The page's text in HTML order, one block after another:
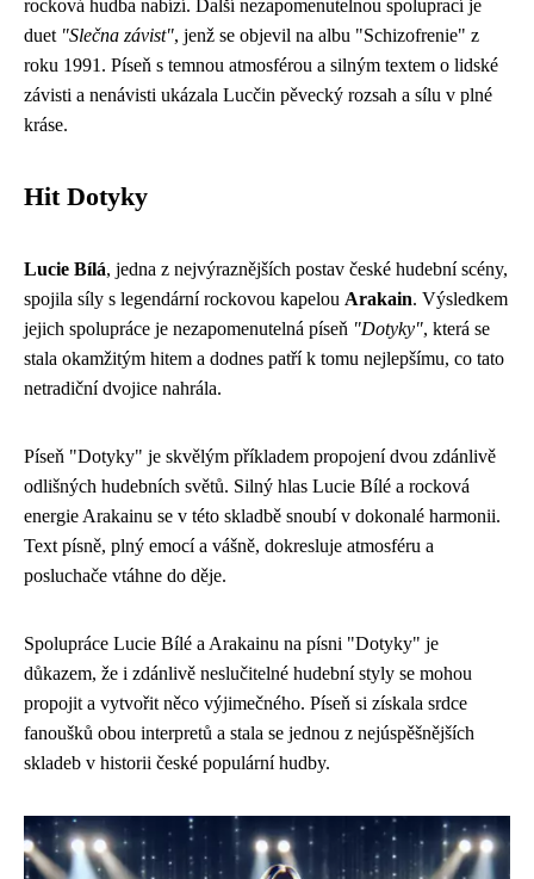
rocková hudba nabízí. Další nezapomenutelnou spoluprací je
duet "Slečna závist", jenž se objevil na albu "Schizofrenie" z
roku 1991. Píseň s temnou atmosférou a silným textem o lidské
závisti a nenávisti ukázala Lucčin pěvecký rozsah a sílu v plné
kráse.
Hit Dotyky
Lucie Bílá, jedna z nejvýraznějších postav české hudební scény,
spojila síly s legendární rockovou kapelou Arakain. Výsledkem
jejich spolupráce je nezapomenutelná píseň "Dotyky", která se
stala okamžitým hitem a dodnes patří k tomu nejlepšímu, co tato
netradiční dvojice nahrála.
Píseň "Dotyky" je skvělým příkladem propojení dvou zdánlivě
odlišných hudebních světů. Silný hlas Lucie Bílé a rocková
energie Arakainu se v této skladbě snoubí v dokonalé harmonii.
Text písně, plný emocí a vášně, dokresluje atmosféru a
posluchače vtáhne do děje.
Spolupráce Lucie Bílé a Arakainu na písni "Dotyky" je
důkazem, že i zdánlivě neslučitelné hudební styly se mohou
propojit a vytvořit něco výjimečného. Píseň si získala srdce
fanoušků obou interpretů a stala se jednou z nejúspěšnějších
skladeb v historii české populární hudby.